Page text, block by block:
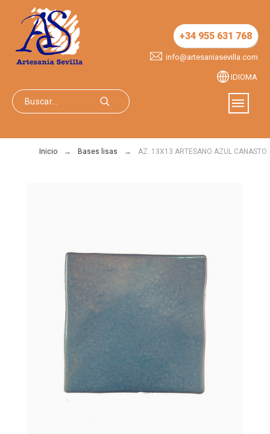
+34 955 631 768
info@artesaniasevilla.com
IDIOMA
Inicio Bases lisas AZ. 13X13 ARTESANO AZUL CANASTO